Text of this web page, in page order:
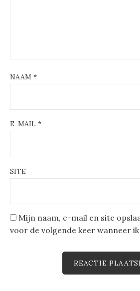
NAAM *
E-MAIL *
SITE
Mijn naam, e-mail en site
voor de volgende keer wanneer